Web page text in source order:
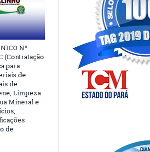
Nº
(Contratação
para
de
de
Limpeza
Mineral e
de